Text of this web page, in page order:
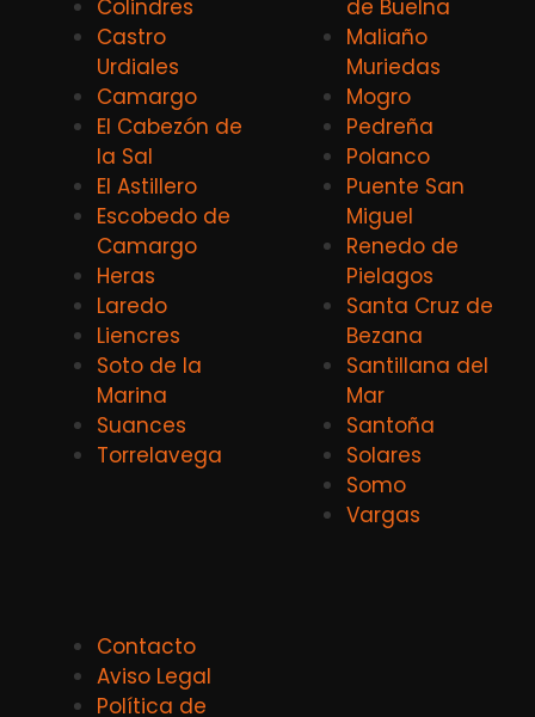
Colindres
Castro
Urdiales
Camargo
El Cabezón de
la Sal
El Astillero
Escobedo de
Camargo
Heras
Laredo
Liencres
Soto de la
Marina
Suances
Torrelavega
de Buelna
Maliaño
Muriedas
Mogro
Pedreña
Polanco
Puente San
Miguel
Renedo de
Pielagos
Santa Cruz de
Bezana
Santillana del
Mar
Santoña
Solares
Somo
Vargas
Contacto
Aviso Legal
Política de